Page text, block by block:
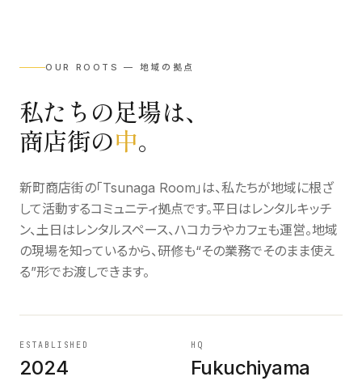
OUR ROOTS — 地域の拠点
私たちの足場は、
商店街の中。
新町商店街の「Tsunaga Room」は、私たちが地域に根ざ
して活動するコミュニティ拠点です。平日はレンタルキッチ
ン、土日はレンタルスペース、ハコカラやカフェも運営。地域
の現場を知っているから、研修も“その業務でそのまま使え
る”形でお渡しできます。
ESTABLISHED
2024
HQ
Fukuchiyama